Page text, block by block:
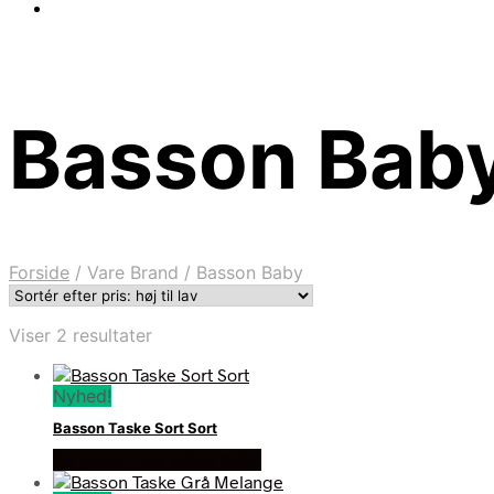
Basson
Forside / Vare Brand / Basson Baby
Viser 2 resultaterSorteret
pris:
til
lav
Nyhed!
Basson Taske Sort Sort